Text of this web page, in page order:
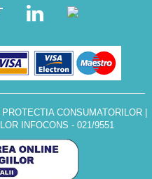
CONSUMATORILOR|
INFOCONS - 021/9551